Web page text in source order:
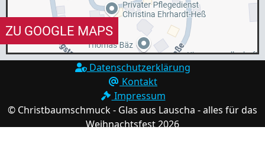
DATENSCHUTZERKLÄRUNG GOOGLE MAPS
Durch Anklicken des Buttons mit der Aufschrift "ZU
GOOGLE MAPS", verlassen Sie unsere Seiten und erklären
Sie sich mit der Erfassung, Bearbeitung sowie Nutzung
der automatisiert erhobenen Daten durch Google Inc,
ZU GOOGLE MAPS
Datenschutzerklärung
Kontakt
Impressum
© Christbaumschmuck - Glas aus Lauscha - alles für das
Weihnachtsfest 2026